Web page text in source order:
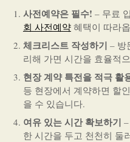
사전예약은 필수! – 무료
회 사전예약혜택이 따라
체크리스트 작성하기 – 방
리해 가면 시간을 효율적
현장 계약 특전을 적극 활
등 현장에서 계약하면 할
을 수 있습니다.
여유 있는 시간 확보하기
한 시간을 두고 천천히 둘